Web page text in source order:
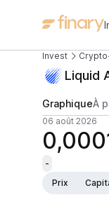
Invest
Liquid
GraphiqueÀ
06 août 2026
-
Prix